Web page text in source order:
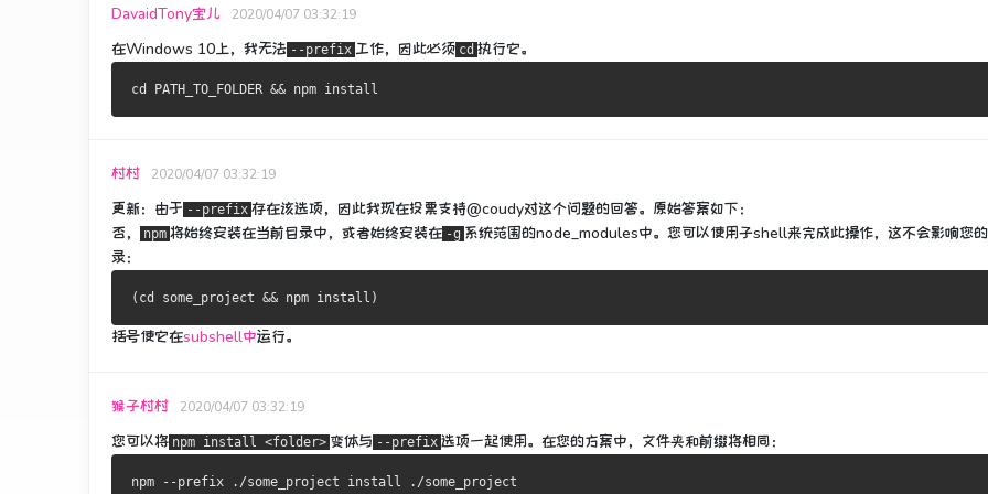
DavaidTony宝儿 2020/04/07 03:32:19
在Windows 10上，我无法 --prefix 工作，因此必须 cd 执行它。
村村 2020/04/07 03:32:19
更新： 由于 --prefix 存在该选项，因此我现在投票支持@coudy对这个问题的回答。 原始答案如下：
否，
npm 将始终安装在当前目录中，或者始终安装在 -g 系统范围的node_modules中。 您可以使用子shell来完成此操作，这不会影响您
录：
括号使它在subshel​​l中运行。
猴子村村 2020/04/07 03:32:19
您可以将 npm install <folder> 变体与 --prefix 选项一起使用。 在您的方案中，文件夹和前缀将相同：